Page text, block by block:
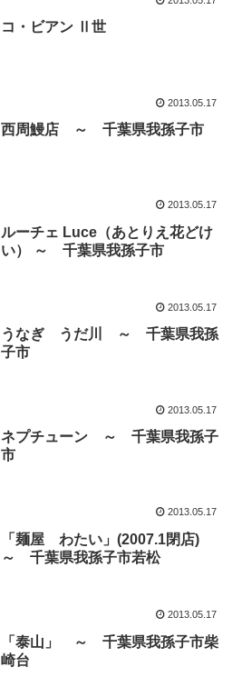
コ・ビアン Ⅱ世
2013.05.17
西周鰻店 ～ 千葉県我孫子市
2013.05.17
ルーチェ Luce（あとりえ花どけ
い） ～ 千葉県我孫子市
2013.05.17
うなぎ うだ川 ～ 千葉県我孫
子市
2013.05.17
ネプチューン ～ 千葉県我孫子
市
2013.05.17
「麺屋 わたい」(2007.1閉店)
～ 千葉県我孫子市若松
2013.05.17
「泰山」 ～ 千葉県我孫子市柴
崎台